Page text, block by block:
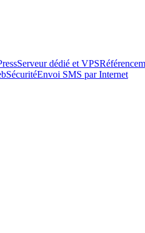
Serveur dédié et VPS
SécuritéEnvoi SMS par Internet